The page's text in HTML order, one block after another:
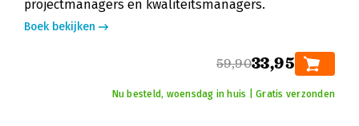
projectmanagers en kwaliteitsmanagers.
Boek bekijken
59,9033,95
Nu besteld, woensdag in huis | Gratis verzonden